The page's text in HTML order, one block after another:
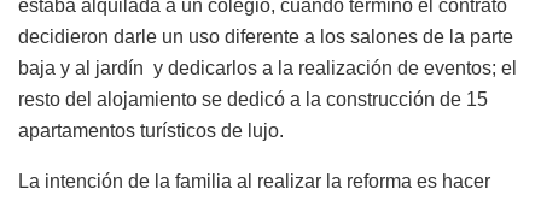
estaba alquilada a un colegio, cuando terminó el contrato
decidieron darle un uso diferente a los salones de la parte
baja y al jardín y dedicarlos a la realización de eventos; el
resto del alojamiento se dedicó a la construcción de 15
apartamentos turísticos de lujo.
La intención de la familia al realizar la reforma es hacer